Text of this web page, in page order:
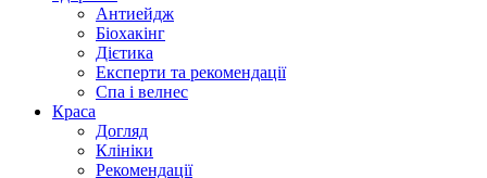
Антиейдж
Біохакінг
Дієтика
Експерти та рекомендації
Спа i велнес
Краса
Догляд
Клініки
Рекомендації